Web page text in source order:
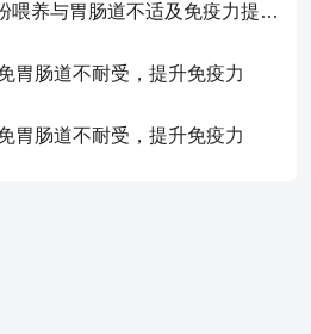
宝宝喂养难题：奶粉喂养与胃肠道不适及免疫力提升的奥秘
胃肠道不耐受，提升免疫力
胃肠道不耐受，提升免疫力